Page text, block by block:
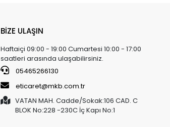
BİZE ULAŞIN
Haftaiçi 09:00 - 19:00 Cumartesi 10:00 - 17:00
saatleri arasında ulaşabilirsiniz.
05465266130
eticaret@mkb.com.tr
VATAN MAH. Cadde/Sokak:106 CAD. C
BLOK No:228 -230C İç Kapı No:1